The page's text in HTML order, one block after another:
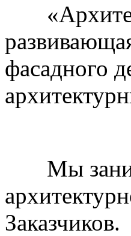
фасадного
Мы
Заказчиков.